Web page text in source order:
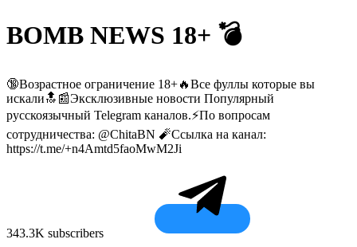
BOMB NEWS 18+ 💣
🔞Возрастное ограничение 18+🔥Все фуллы которые вы
искали🔝📰Эксклюзивные новости Популярный
русскоязычный Telegram каналов.⚡️По вопросам
сотрудничества: @ChitaBN 🧨Ссылка на канал:
https://t.me/+n4Amtd5faoMwM2Ji
343.3K subscribers